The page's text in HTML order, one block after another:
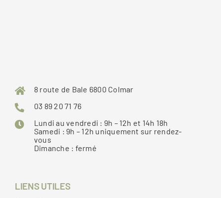
8 route de Bale 6800 Colmar
03 89 20 71 76
Lundi au vendredi : 9h – 12h et 14h 18h
Samedi : 9h – 12h uniquement sur rendez-
vous
Dimanche : fermé
LIENS UTILES